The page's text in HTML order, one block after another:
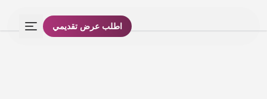
اطلب عرض تقديمي